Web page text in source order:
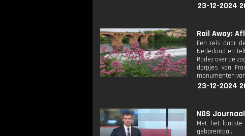
23-12-2024
Rail Away:
Een reis door
Nederland en
Rodez over de
dorpjes van
monumenten
23-12-2024
NOS
Met het laatste
gebarentaal.